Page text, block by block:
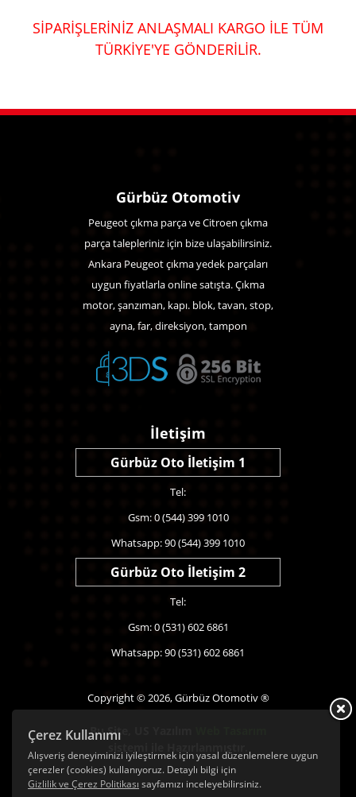
SİPARİŞLERİNİZ ANLAŞMALI KARGO İLE TÜM
TÜRKİYE'YE GÖNDERİLİR.
Çerez Kullanımı
Alışveriş deneyiminizi iyileştirmek için yasal düzenlemelere uygun
çerezler (cookies) kullanıyoruz. Detaylı bilgi için
Gizlilik ve Çerez Politikası sayfamızı inceleyebilirsiniz.
Gürbüz Otomotiv
Peugeot çıkma parça ve Citroen çıkma
parça talepleriniz için bize ulaşabilirsiniz.
Ankara Peugeot çıkma yedek parçaları
uygun fiyatlarla online satışta. Çıkma
motor, şanzıman, kapı. blok, tavan, stop,
ayna, far, direksiyon, tampon
İletişim
Gürbüz Oto İletişim 1
Tel:
Gsm: 0 (544) 399 1010
Whatsapp: 90 (544) 399 1010
Gürbüz Oto İletişim 2
Tel:
Gsm: 0 (531) 602 6861
Whatsapp: 90 (531) 602 6861
Copyright © 2026, Gürbüz Otomotiv ®
Bu Site,